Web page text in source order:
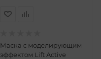
Маска с моделирующим
эффектом Lift Active